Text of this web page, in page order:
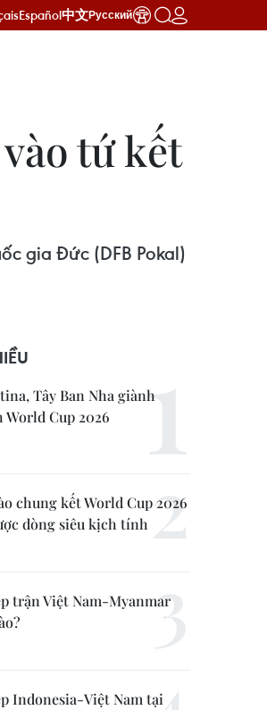
Español中文Русский
tứ kết
gia Đức (DFB Pokal)
Tây Ban Nha giành
World Cup 2026
chung kết World Cup 2026
dòng siêu kịch tính
trận Việt Nam-Myanmar
Indonesia-Việt Nam tại